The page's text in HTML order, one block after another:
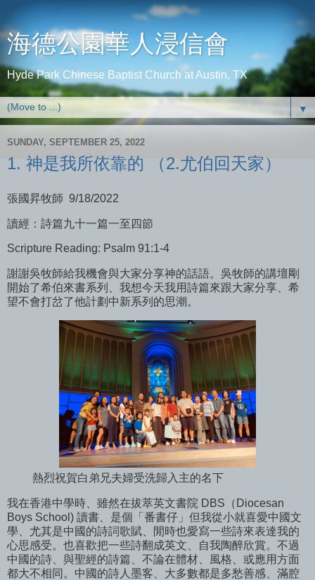
海德公園華人浸信會
Hyde Park Chinese Baptist Church at Austin, TX
▼
SUNDAY, SEPTEMBER 25, 2022
1. 神是我所依靠的 （2.尤伯回天家）
張國昇牧師 9/18/2022
讀經：詩篇九十一篇一至四節
Scripture Reading: Psalm 91:1-4
謝謝吳牧師給我機會與大家分享神的話語。吳牧師的講壇剛
開始了希伯來書系列、我想今天我用詩篇來跟大家分享、希
望不會打岔了他計劃中新系列的思潮。
熱烈祝賀白弟兄夫婦受洗歸入主的名下
我在香港中學時、雖然在拔萃英文書院 DBS（Diocesan
Boys School) 讀書、是個「番書仔」但我從小就喜愛中國文
學、尤其是中國的詩詞歌賦、閒時也愛寫一些詩來表達我的
心思感受。也喜歡把一些詩翻成英文、自我陶醉欣賞。不過
中國的詩、與聖經的詩篇、不論在體材、風格、或應用方面
都大不相同。中國的詩人墨客、大多數都是多愁善感、滿腔